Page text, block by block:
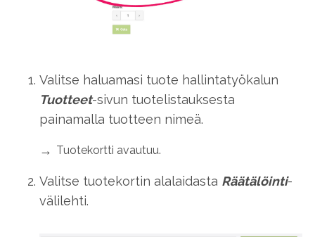
Valitse haluamasi tuote hallintatyökalun
Tuotteet-sivun tuotelistauksesta
painamalla tuotteen nimeä.
Tuotekortti avautuu.
Valitse tuotekortin alalaidasta Räätälöinti-
välilehti.